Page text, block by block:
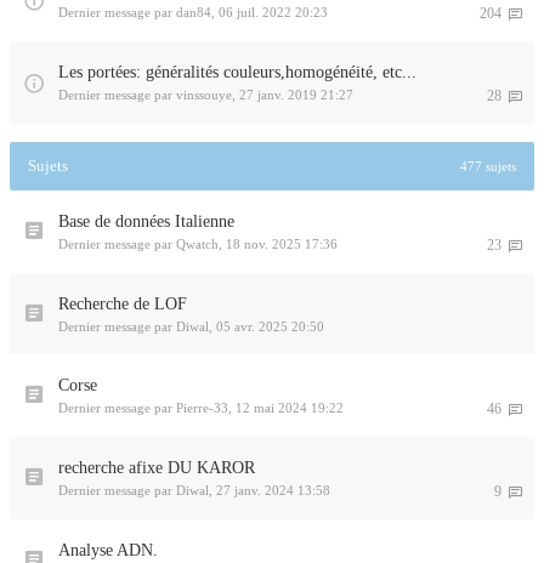
204
Dernier message par dan84 06 juil. 2022 20:23
Les portées: généralités couleurs,homogénéité, etc...
28
Dernier message par vinssouye 27 janv. 2019 21:27
Sujets 477 sujets
Base de données Italienne
23
Dernier message par Qwatch 18 nov. 2025 17:36
Recherche de LOF
Dernier message par Diwal 05 avr. 2025 20:50
Corse
46
Dernier message par Pierre-33 12 mai 2024 19:22
recherche afixe DU KAROR
9
Dernier message par Diwal 27 janv. 2024 13:58
Analyse ADN.